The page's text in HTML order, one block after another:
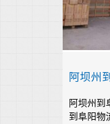
阿坝州
阿坝州到
到阜阳物